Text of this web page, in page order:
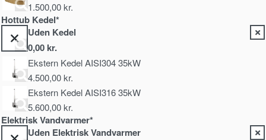
1.500,00kr.
Hottub Kedel*
Uden Kedel
0,00 kr.
Ekstern Kedel AISI304 35kW
4.500,00kr.
Ekstern Kedel AISI316 35kW
5.600,00kr.
Elektrisk Vandvarmer*
Uden Elektrisk Vandvarmer